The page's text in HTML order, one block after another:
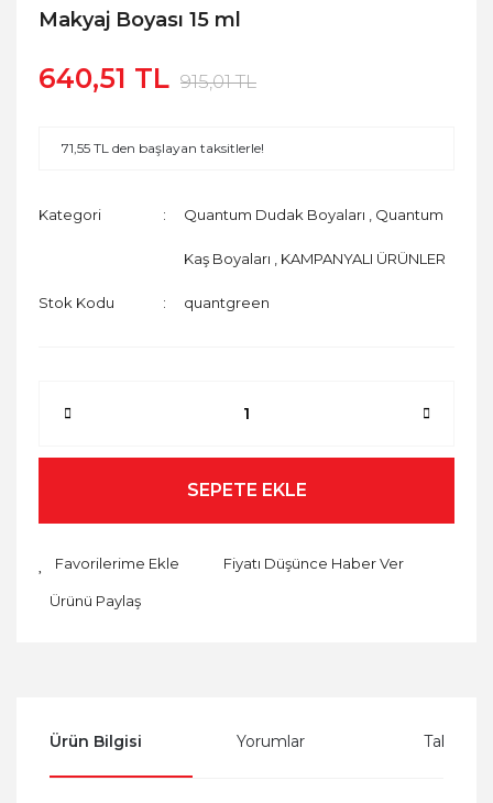
Makyaj Boyası 15 ml
640,51 TL 915,01 TL
71,55 TL den başlayan taksitlerle!
Kategori Quantum Dudak Boyaları Quantum
Kaş Boyaları KAMPANYALI ÜRÜNLER
Stok Kodu quantgreen
SEPETE EKLE
Fiyatı Düşünce Haber Ver
Ürünü Paylaş
Ürün Bilgisi Yorumlar Taksit